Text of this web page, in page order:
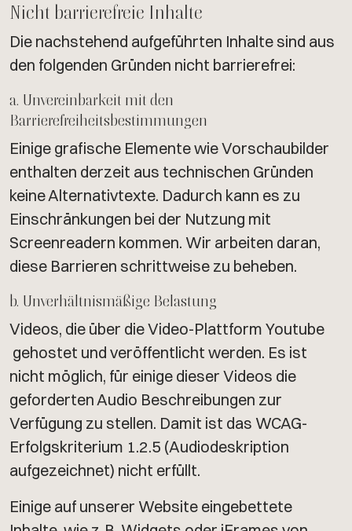
Nicht barrierefreie Inhalte
Die nachstehend aufgeführten Inhalte sind aus
den folgenden Gründen nicht barrierefrei:
a. Unvereinbarkeit mit den
Barrierefreiheitsbestimmungen
Einige grafische Elemente wie Vorschaubilder
enthalten derzeit aus technischen Gründen
keine Alternativtexte. Dadurch kann es zu
Einschränkungen bei der Nutzung mit
Screenreadern kommen. Wir arbeiten daran,
diese Barrieren schrittweise zu beheben.
b. Unverhältnismäßige Belastung
Videos, die über die Video-Plattform Youtube
gehostet und veröffentlicht werden. Es ist
nicht möglich, für einige dieser Videos die
geforderten Audio Beschreibungen zur
Verfügung zu stellen. Damit ist das WCAG-
Erfolgskriterium 1.2.5 (Audiodeskription
aufgezeichnet) nicht erfüllt.
Einige auf unserer Website eingebettete